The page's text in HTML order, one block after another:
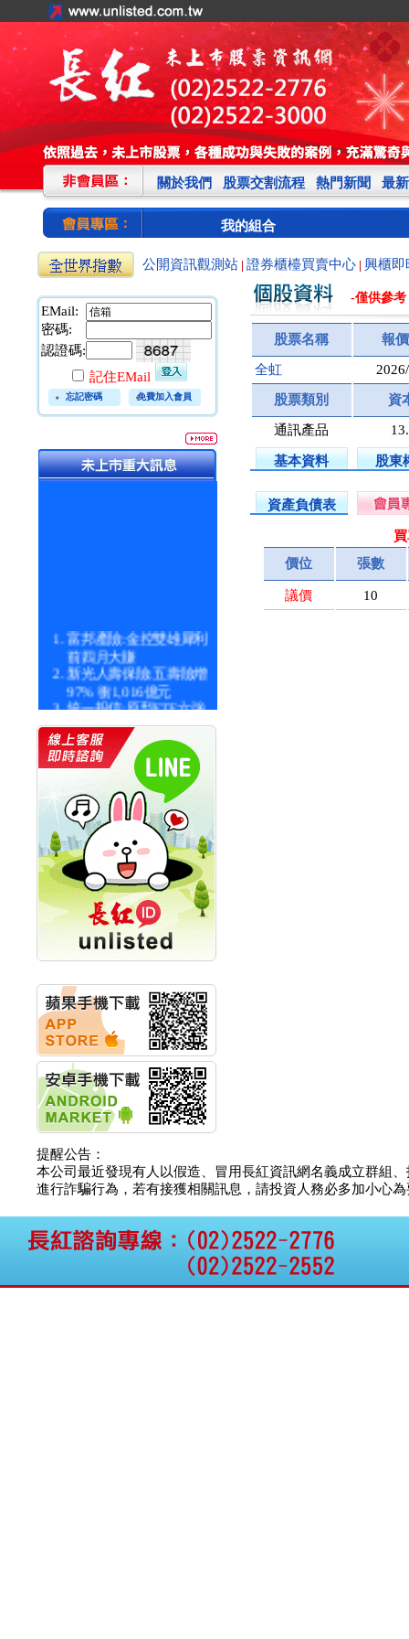
關於我們 股票交割流程 熱門新聞 最
我的組合
公開資訊觀測站 證券櫃檯買賣中心 興櫃即
EMail:
密碼:
認證碼:
記住EMail
忘記密碼 免費加入會員
富邦產險:金控雙雄犀利
前四月大賺
新光人壽保險:五壽險增
97% 衝1,016億元
統一投信:原型ETF六強
統一投信:主動式ETF溢
價 被盯上
新光人壽保險:新壽Q1外
價金將達996億
宇辰系統科技:宇辰業績
創新高 啟動興櫃轉上櫃
計畫
明緯企業:明緯永續科技
競賽 以電源驅動善的力
量
秀育企業:秀育SHO-U儲
能系統 獲國內首張CNS
認證
聯博投信:聯博00404A
從容擁抱台股主流
華旭先進:代重要子公司
碩通散熱股份有限公司
公告董事會通過發言人
及代理發
華旭先進:代重要子公司
碩通散熱股份有限公司
公告董事會決議發行員
工認股權
華旭先進:代重要子公司
碩通散熱股份有限公司
公告董事會追認113年
向關係
公告向關係人取得使用
仁新醫藥:代重要子公司
-僅供參考
股票名稱 報
全虹
股票類別 資
通訊產品
基本資料 股東
資產負債表
價位
張數
議價 10
提醒公告：
本公司最近發現有人以假造、冒用長紅資訊網名義成立群組
進行詐騙行為，若有接獲相關訊息，請投資人務必多加小心